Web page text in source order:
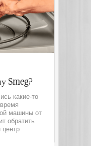
Smeg?
какие-то
машины от
обратить
центр